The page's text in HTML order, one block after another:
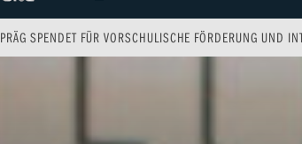
Allgäu
Augsburg
Entertainment
PRÄG SPENDET FÜR VORSCHULISCHE FÖRDERUNG UND